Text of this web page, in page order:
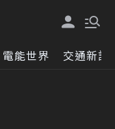
電能世界 交通新訊